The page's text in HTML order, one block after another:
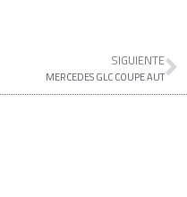
SIGUIENTE
MERCEDES GLC COUPE AUT